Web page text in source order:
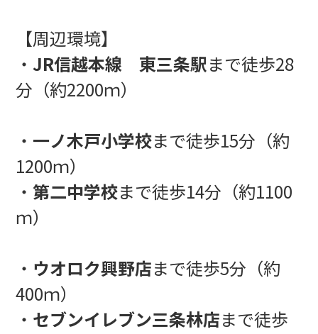
【周辺環境】
・JR信越本線 東三条駅まで徒歩28
分（約2200ｍ）
・ 一ノ木戸小学校まで徒歩15分（約
1200ｍ）
・第二中学校まで徒歩14分（約1100
ｍ）
・ ウオロク興野店まで徒歩5分（約
400ｍ）
・ セブンイレブン三条林店まで徒歩